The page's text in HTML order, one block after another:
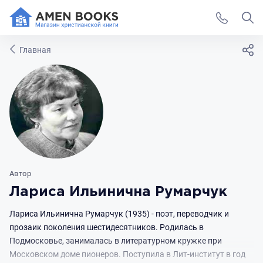
Главная
Автор
Лариса Ильинична Румарчук
Лариса Ильинична Румарчук (1935) - поэт, переводчик и
прозаик поколения шестидесятников. Родилась в
Подмосковье, занималась в литературном кружке при
Московском доме пионеров. Поступила в Лит-институт в год